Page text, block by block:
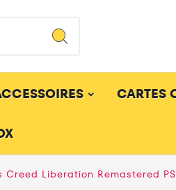
CARTES
Creed Liberation Remastered